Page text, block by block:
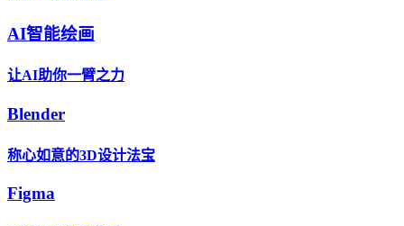
AI智能绘画
让AI助你一臂之力
Blender
称心如意的3D设计法宝
Figma